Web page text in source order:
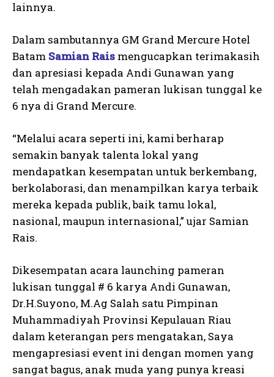
lainnya.
Dalam sambutannya GM Grand Mercure Hotel
Batam Samian Rais mengucapkan terimakasih
dan apresiasi kepada Andi Gunawan yang
telah mengadakan pameran lukisan tunggal ke
6 nya di Grand Mercure.
“Melalui acara seperti ini, kami berharap
semakin banyak talenta lokal yang
mendapatkan kesempatan untuk berkembang,
berkolaborasi, dan menampilkan karya terbaik
mereka kepada publik, baik tamu lokal,
nasional, maupun internasional,” ujar Samian
Rais.
Dikesempatan acara launching pameran
lukisan tunggal # 6 karya Andi Gunawan,
Dr.H.Suyono, M.Ag Salah satu Pimpinan
Muhammadiyah Provinsi Kepulauan Riau
dalam keterangan pers mengatakan, Saya
mengapresiasi event ini dengan momen yang
sangat bagus, anak muda yang punya kreasi